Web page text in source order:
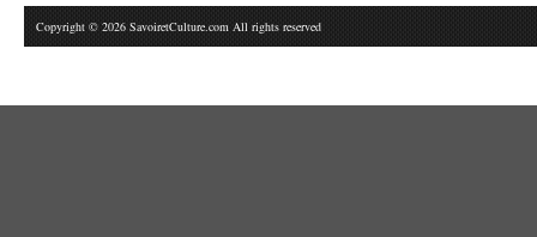
Copyright © 2026 SavoiretCulture.com All rights reserved